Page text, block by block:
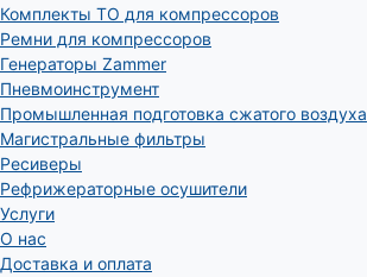
Комплекты ТО для компрессоров
Ремни для компрессоров
Генераторы Zammer
Пневмоинструмент
Промышленная подготовка сжатого воздуха
Магистральные фильтры
Ресиверы
Рефрижераторные осушители
Услуги
О нас
Доставка и оплата